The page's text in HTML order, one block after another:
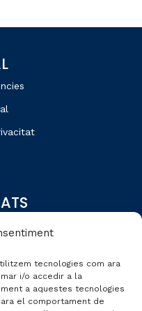
tecnologies com ara
i/o accedir a la
a aquestes tecnologies
el comportament de